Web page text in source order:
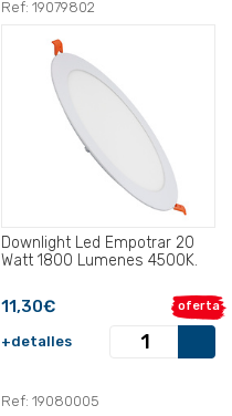
Ref: 19079802
Downlight Led Empotrar 20
Watt 1800 Lumenes 4500K.
oferta
11,30€
+detalles
Ref: 19080005